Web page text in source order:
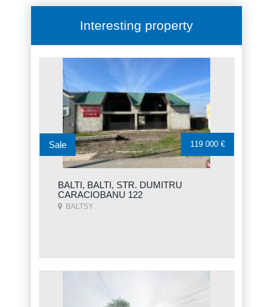
Interesting property
BALTI, BALTI, STR. DUMITRU
CARACIOBANU 122
BALTSY
Sale 119 000 €